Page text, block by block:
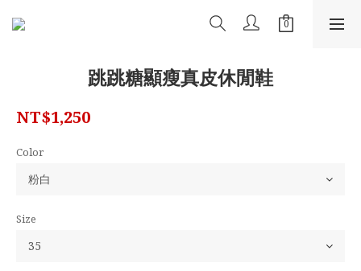
跳跳糖顯瘦真皮休閒鞋
NT$1,250
Color
Size